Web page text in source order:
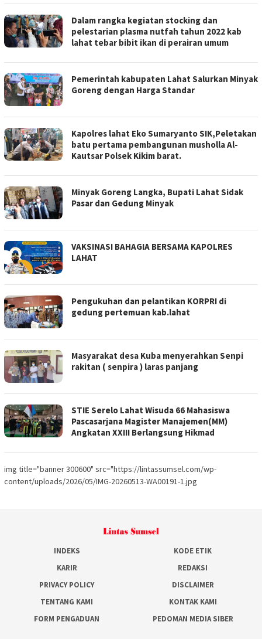
Dalam rangka kegiatan stocking dan
pelestarian plasma nutfah tahun 2022 kab
lahat tebar bibit ikan di perairan umum
Pemerintah kabupaten Lahat Salurkan Minyak
Goreng dengan Harga Standar
Kapolres lahat Eko Sumaryanto SIK,Peletakan
batu pertama pembangunan musholla Al-
Kautsar Polsek Kikim barat.
Minyak Goreng Langka, Bupati Lahat Sidak
Pasar dan Gedung Minyak
VAKSINASI BAHAGIA BERSAMA KAPOLRES
LAHAT
Pengukuhan dan pelantikan KORPRI di
gedung pertemuan kab.lahat
Masyarakat desa Kuba menyerahkan Senpi
rakitan ( senpira ) laras panjang
STIE Serelo Lahat Wisuda 66 Mahasiswa
Pascasarjana Magister Manajemen(MM)
Angkatan XXIII Berlangsung Hikmad
img title="banner 300600" src="https://lintassumsel.com/wp-
content/uploads/2026/05/IMG-20260513-WA00191-1.jpg
INDEKS
KODE ETIK
KARIR
REDAKSI
PRIVACY POLICY
DISCLAIMER
TENTANG KAMI
KONTAK KAMI
FORM PENGADUAN
PEDOMAN MEDIA SIBER